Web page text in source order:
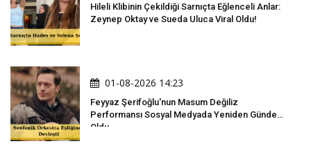
Hileli Klibinin Çekildiği Sarnıçta Eğlenceli Anlar:
Zeynep Oktay ve Sueda Uluca Viral Oldu!
01-08-2026 14:23
Feyyaz Şerifoğlu'nun Masum Değiliz
Performansı Sosyal Medyada Yeniden Gündem
Oldu